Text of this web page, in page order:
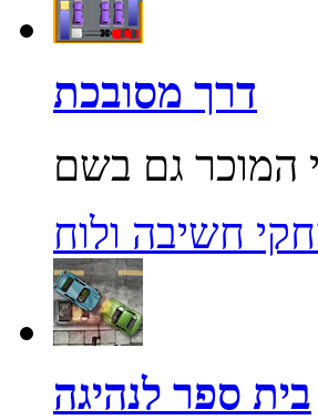
דרך מסובכת
חשיבה ולוח
בית ספר לנהיגה